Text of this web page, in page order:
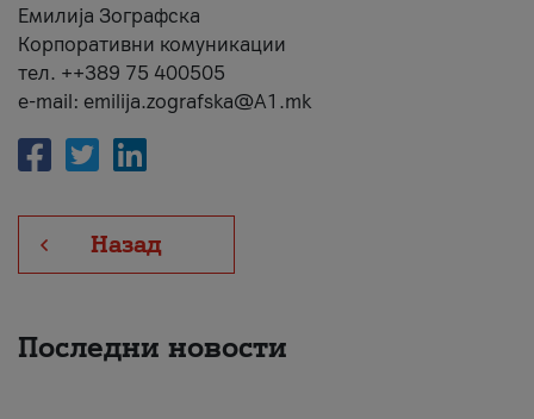
Емилија Зографска
Корпоративни комуникации
тел. ++389 75 400505
e-mail: emilija.zografska@A1.mk
Назад
Последни новости